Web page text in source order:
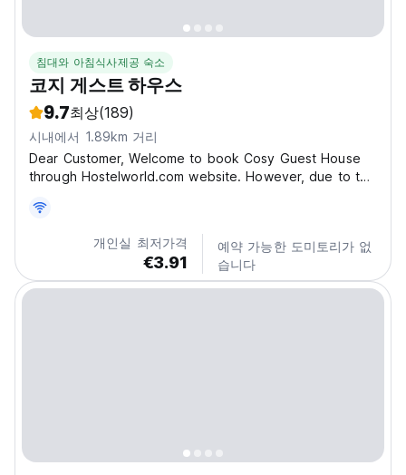
침대와 아침식사제공 숙소
코지 게스트 하우스
9.7최상(189)
시내에서 1.89km 거리
Dear Customer, Welcome to book Cosy Guest House
through Hostelworld.com website. However, due to the
aware of our policy as follows: 1. Please send us your
arrival details by e-mail once you made the online...
개인실 최저가격
€3.91
예약 가능한 도미토리가 없
습니다